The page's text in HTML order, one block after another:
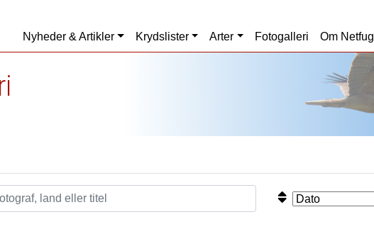
Nyheder & Artikler Krydslister Arter Fotogalleri Om Netfugl